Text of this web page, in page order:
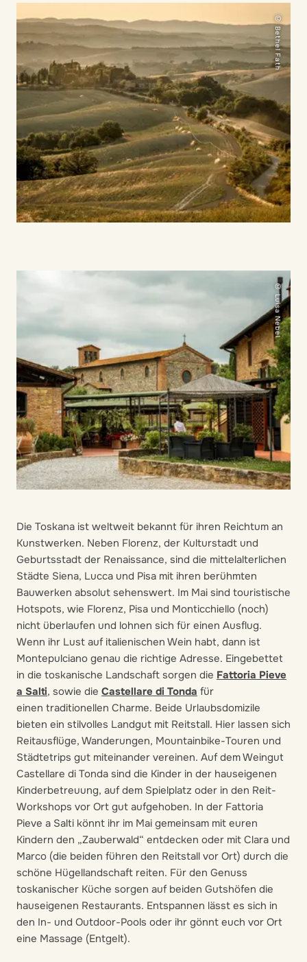
© Bethel Fath
Die Toskana ist weltweit bekannt für ihren Reichtum an
Kunstwerken. Neben Florenz, der Kulturstadt und
Geburtsstadt der Renaissance, sind die mittelalterlichen
Städte Siena, Lucca und Pisa mit ihren berühmten
Bauwerken absolut sehenswert. Im Mai sind touristische
Hotspots, wie Florenz, Pisa und Monticchiello (noch)
nicht überlaufen und lohnen sich für einen Ausflug.
Wenn ihr Lust auf italienischen Wein habt, dann ist
Montepulciano genau die richtige Adresse. Eingebettet
in die toskanische Landschaft sorgen die Fattoria Pieve
a Salti, sowie die Castellare di Tonda für
einen traditionellen Charme. Beide Urlaubsdomizile
bieten ein stilvolles Landgut mit Reitstall. Hier lassen sich
Reitausflüge, Wanderungen, Mountainbike-Touren und
Städtetrips gut miteinander vereinen. Auf dem Weingut
Castellare di Tonda sind die Kinder in der hauseigenen
Kinderbetreuung, auf dem Spielplatz oder in den Reit-
Workshops vor Ort gut aufgehoben. In der Fattoria
Pieve a Salti könnt ihr im Mai gemeinsam mit euren
Kindern den „Zauberwald“ entdecken oder mit Clara und
Marco (die beiden führen den Reitstall vor Ort) durch die
schöne Hügellandschaft reiten. Für den Genuss
toskanischer Küche sorgen auf beiden Gutshöfen die
hauseigenen Restaurants. Entspannen lässt es sich in
den In- und Outdoor-Pools oder ihr gönnt euch vor Ort
eine Massage (Entgelt).
© Luisa Nebel